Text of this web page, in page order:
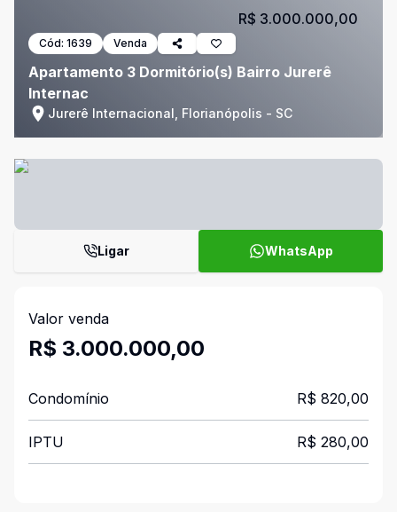
Cód: 1639 Venda
Apartamento 3 Dormitório(s) Bairro Jurerê
Internac
Jurerê Internacional, Florianópolis - SC
R$ 3.000.000,00
Ligar WhatsApp
Valor venda
R$ 3.000.000,00
Condomínio R$ 820,00
IPTU R$ 280,00